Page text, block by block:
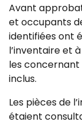
Avant
et occupants
identifiées ont
l’inventaire et
les concernant
inclus.
Les pièces de
étaient